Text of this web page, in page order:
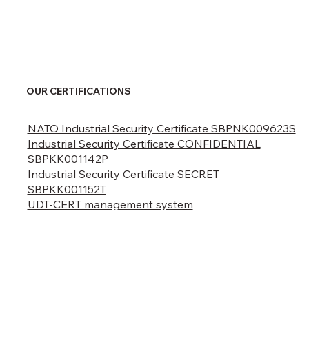
OUR CERTIFICATIONS
NATO Industrial Security Certificate SBPNK009623S
Industrial Security Certificate CONFIDENTIAL
SBPKK001142P
Industrial Security Certificate SECRET
SBPKK001152T
UDT-CERT management system